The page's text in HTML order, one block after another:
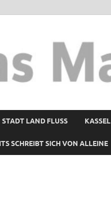
STADT LAND FLUSS KASSEL
SCHREIBT SICH VON ALLEINE